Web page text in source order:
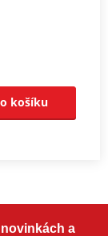
košíku
a